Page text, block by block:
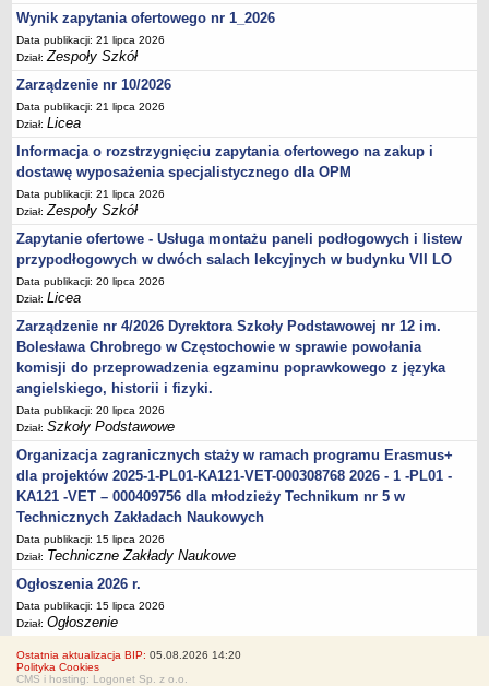
Wynik zapytania ofertowego nr 1_2026
Data publikacji: 21 lipca 2026
Dział:Zespoły Szkół
Zarządzenie nr 10/2026
Data publikacji: 21 lipca 2026
Dział:Licea
Informacja o rozstrzygnięciu zapytania ofertowego na zakup i
dostawę wyposażenia specjalistycznego dla OPM
Data publikacji: 21 lipca 2026
Dział:Zespoły Szkół
Zapytanie ofertowe - Usługa montażu paneli podłogowych i listew
przypodłogowych w dwóch salach lekcyjnych w budynku VII LO
Data publikacji: 20 lipca 2026
Dział:Licea
Zarządzenie nr 4/2026 Dyrektora Szkoły Podstawowej nr 12 im.
Bolesława Chrobrego w Częstochowie w sprawie powołania
komisji do przeprowadzenia egzaminu poprawkowego z języka
angielskiego, historii i fizyki.
Data publikacji: 20 lipca 2026
Dział:Szkoły Podstawowe
Organizacja zagranicznych staży w ramach programu Erasmus+
dla projektów 2025-1-PL01-KA121-VET-000308768 2026 - 1 -PL01 -
KA121 -VET – 000409756 dla młodzieży Technikum nr 5 w
Technicznych Zakładach Naukowych
Data publikacji: 15 lipca 2026
Dział: Techniczne Zakłady Naukowe
Ogłoszenia 2026 r.
Data publikacji: 15 lipca 2026
Dział:Ogłoszenie
Ostatnia aktualizacja BIP: 05.08.2026 14:20
Polityka Cookies
CMS i hosting: Logonet Sp. z o.o.